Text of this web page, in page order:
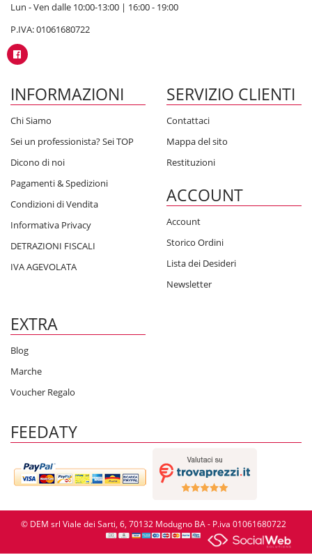
Lun - Ven dalle 10:00-13:00 | 16:00 - 19:00
P.IVA: 01061680722
INFORMAZIONI
Chi Siamo
Sei un professionista? Sei TOP
Dicono di noi
Pagamenti & Spedizioni
Condizioni di Vendita
Informativa Privacy
DETRAZIONI FISCALI
IVA AGEVOLATA
SERVIZIO CLIENTI
Contattaci
Mappa del sito
Restituzioni
ACCOUNT
Account
Storico Ordini
Lista dei Desideri
Newsletter
EXTRA
Blog
Marche
Voucher Regalo
FEEDATY
© DEM srl Viale dei Sarti, 6, 70132 Modugno BA - P.iva 01061680722